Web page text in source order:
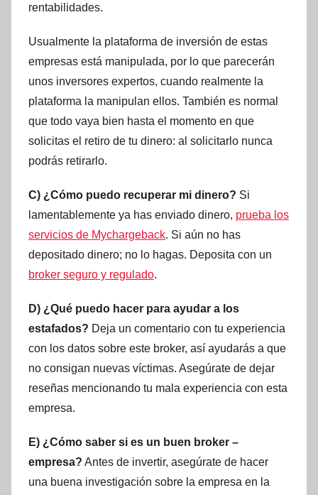
rentabilidades.
Usualmente la plataforma de inversión de estas
empresas está manipulada, por lo que parecerán
unos inversores expertos, cuando realmente la
plataforma la manipulan ellos. También es normal
que todo vaya bien hasta el momento en que
solicitas el retiro de tu dinero: al solicitarlo nunca
podrás retirarlo.
C) ¿Cómo puedo recuperar mi dinero? Si
lamentablemente ya has enviado dinero, prueba los
servicios de Mychargeback. Si aún no has
depositado dinero; no lo hagas. Deposita con un
broker seguro y regulado.
D) ¿Qué puedo hacer para ayudar a los
estafados? Deja un comentario con tu experiencia
con los datos sobre este broker, así ayudarás a que
no consigan nuevas víctimas. Asegúrate de dejar
reseñas mencionando tu mala experiencia con esta
empresa.
E) ¿Cómo saber si es un buen broker –
empresa? Antes de invertir, asegúrate de hacer
una buena investigación sobre la empresa en la